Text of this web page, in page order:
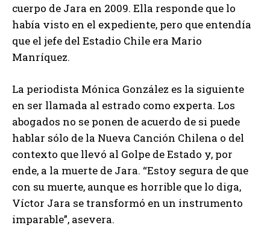
cuerpo de Jara en 2009. Ella responde que lo
había visto en el expediente, pero que entendía
que el jefe del Estadio Chile era Mario
Manríquez.
La periodista Mónica González es la siguiente
en ser llamada al estrado como experta. Los
abogados no se ponen de acuerdo de si puede
hablar sólo de la Nueva Canción Chilena o del
contexto que llevó al Golpe de Estado y, por
ende, a la muerte de Jara. “Estoy segura de que
con su muerte, aunque es horrible que lo diga,
Víctor Jara se transformó en un instrumento
imparable”, asevera.